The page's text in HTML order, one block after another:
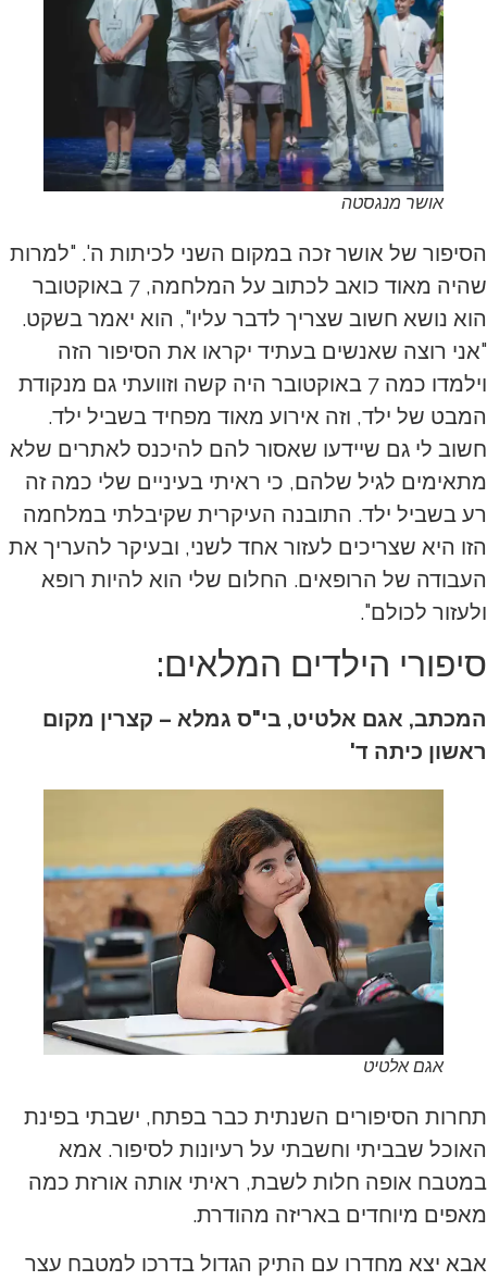
אושר מנגסטה
הסיפור של אושר זכה במקום השני לכיתות ה'. "למרות
שהיה מאוד כואב לכתוב על המלחמה, 7 באוקטובר
הוא נושא חשוב שצריך לדבר עליו", הוא יאמר בשקט.
"אני רוצה שאנשים בעתיד יקראו את הסיפור הזה
וילמדו כמה 7 באוקטובר היה קשה וזוועתי גם מנקודת
המבט של ילד, וזה אירוע מאוד מפחיד בשביל ילד.
חשוב לי גם שיידעו שאסור להם להיכנס לאתרים שלא
מתאימים לגיל שלהם, כי ראיתי בעיניים שלי כמה זה
רע בשביל ילד. התובנה העיקרית שקיבלתי במלחמה
הזו היא שצריכים לעזור אחד לשני, ובעיקר להעריך את
העבודה של הרופאים. החלום שלי הוא להיות רופא
ולעזור לכולם".
סיפורי הילדים המלאים:
המכתב, אגם אלטיט, בי"ס גמלא – קצרין מקום
ראשון כיתה ד'
אגם אלטיט
תחרות הסיפורים השנתית כבר בפתח, ישבתי בפינת
האוכל שבביתי וחשבתי על רעיונות לסיפור. אמא
במטבח אופה חלות לשבת, ראיתי אותה אורזת כמה
מאפים מיוחדים באריזה מהודרת.
אבא יצא מחדרו עם התיק הגדול בדרכו למטבח עצר